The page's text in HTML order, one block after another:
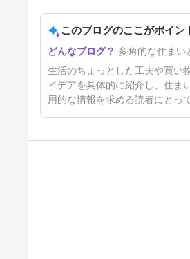
【再購入】キッチンの生ゴミ用
ゴミ箱を買い換えました。
7ヶ月前
このブログのここがポイン
多角的な住まい
生活のちょっとした工夫や買い
イデアを具体的に紹介し、住ま
用的な情報を求める読者にとっ